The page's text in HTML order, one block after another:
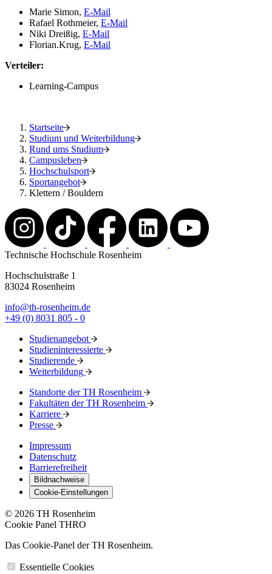
Marie Simon, E-Mail
Rafael Rothmeier, E-Mail
Niki Dreißig, E-Mail
Florian.Krug, E-Mail
Verteiler:
Learning-Campus
Startseite
Studium und Weiterbildung
Rund ums Studium
Campusleben
Hochschulsport
Sportangebot
Klettern / Bouldern
Technische Hochschule Rosenheim
Hochschulstraße 1
83024 Rosenheim
info@th-rosenheim.de
+49 (0) 8031 805 - 0
Studienangebot
Studieninteressierte
Studierende
Weiterbildung
Standorte der TH Rosenheim
Fakultäten der TH Rosenheim
Karriere
Presse
Impressum
Datenschutz
Barrierefreiheit
Bildnachweise
Cookie-Einstellungen
© 2026 TH Rosenheim
Cookie Panel THRO
Das Cookie-Panel der TH Rosenheim.
Essentielle Cookies